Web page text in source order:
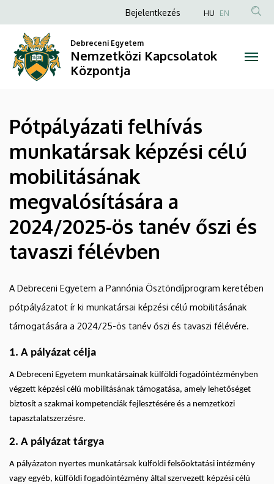
felhívás
munkatársak
képzési
célú
mobilitásának
megvalósítására
2024/2025-
ös
tanév
őszi
és
tavaszi
félévben
Nemzetközi
Kapcsolatok
Központja
a
tartalomra
Anonim
fiók
menüje
Bejelentkezés HU EN
Debreceni Egyetem
Nemzetközi Kapcsolatok
Központja
Pótpályázati felhívás
munkatársak képzési célú
mobilitásának
megvalósítására a
2024/2025-ös tanév őszi és
tavaszi félévben
A Debreceni Egyetem a Pannónia Ösztöndíjprogram keretében
pótpályázatot ír ki munkatársai képzési célú mobilitásának
támogatására a 2024/25-ös tanév őszi és tavaszi félévére.
1. A pályázat célja
A Debreceni Egyetem munkatársainak külföldi fogadóintézményben
végzett képzési célú mobilitásának támogatása, amely lehetőséget
biztosít a szakmai kompetenciák fejlesztésére és a nemzetközi
tapasztalatszerzésre.
2. A pályázat tárgya
A pályázaton nyertes munkatársak külföldi felsőoktatási intézmény
vagy egyéb, külföldi fogadóintézmény által szervezett képzési célú